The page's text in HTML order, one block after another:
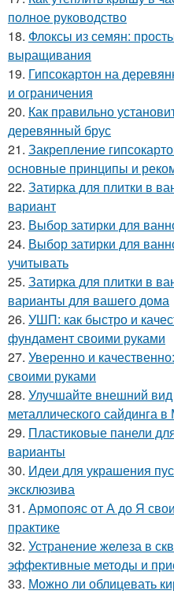
полное руководство
18. Флоксы из семян:
выращивания
19. Гипсокартон на
и ограничения
20. Как правильно
деревянный брус
21. Закрепление
основные принципы и
22. Затирка для плитки в
вариант
23. Выбор затирки для
24. Выбор затирки для
учитывать
25. Затирка для плитки в
варианты для вашего дома
26. УШП: как быстро и
фундамент своими руками
27. Уверенно и
своими руками
28. Улучшайте внешний
металлического сайдинга
29. Пластиковые панели
варианты
30. Идеи для украшения
эксклюзива
31. Армопояс от А до Я
практике
32. Устранение железа в
эффективные методы и
33. Можно ли облицевать